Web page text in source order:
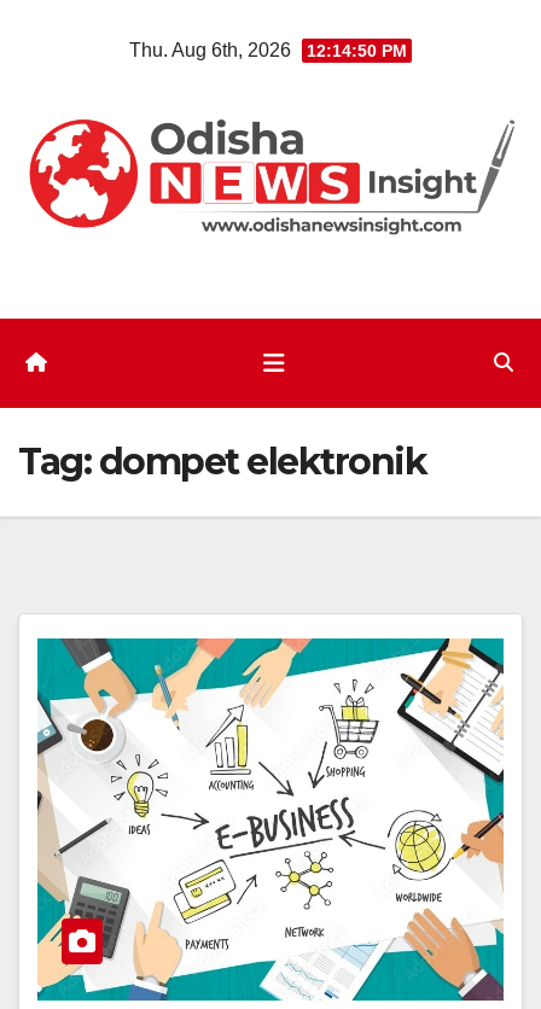
Thu. Aug 6th, 2026 12:14:51 PM
Tag:dompet elektronik